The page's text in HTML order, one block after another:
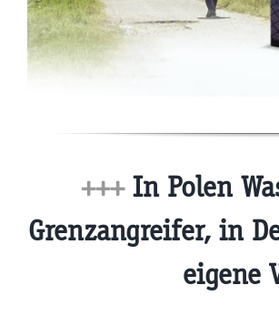
+++In Polen
Grenzangreifer, in
eigene